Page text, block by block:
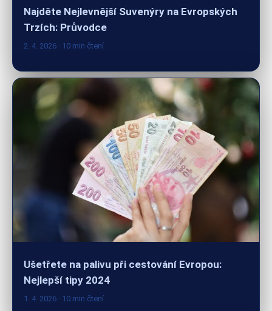
2. 4. 2026· 10 min čtení
Ušetřete na palivu při cestování Evropou:
1. 4. 2026· 10 min čtení